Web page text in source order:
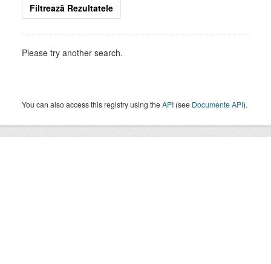
Filtrează Rezultatele
Please try another search.
You can also access this registry using theAPI (see Documente API).